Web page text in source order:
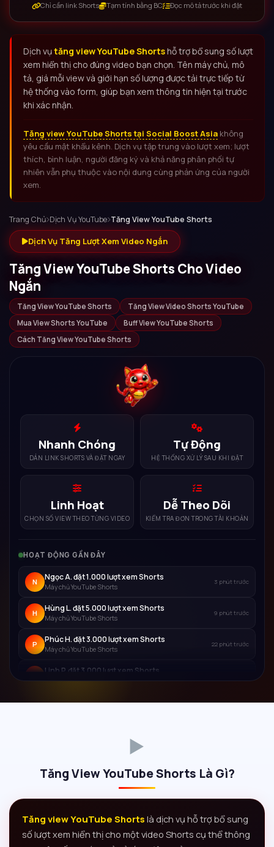
Trang Chủ Dịch Vụ YouTube Tăng View YouTube Shorts
Dịch Vụ Tăng Lượt Xem Video Ngắn
Tăng View YouTube Shorts Cho Video
Ngắn
Tăng View YouTube Shorts
Tăng View Video Shorts YouTube
Mua View Shorts YouTube
Buff View YouTube Shorts
Cách Tăng View YouTube Shorts
Nhanh Chóng
DÁN LINK SHORTS VÀ ĐẶT NGAY
Tự Động
HỆ THỐNG XỬ LÝ SAU KHI ĐẶT
Linh Hoạt
CHỌN SỐ VIEW THEO TỪNG VIDEO
Dễ Theo Dõi
KIỂM TRA ĐƠN TRONG TÀI KHOẢN
HOẠT ĐỘNG GẦN ĐÂY
N Ngọc A. đặt 1.000 lượt xem Shorts
Máy chủ YouTube Shorts
3 phút trước
H Hùng L. đặt 5.000 lượt xem Shorts
Máy chủ YouTube Shorts
9 phút trước
P Phúc H. đặt 3.000 lượt xem Shorts
Máy chủ YouTube Shorts
22 phút trước
Linh P. đặt 3.000 lượt xem Shorts
Máy chủ YouTube Shorts
Chỉ cần link Shorts Tạm tính bằng BC Đọc mô tả trước khi đặt
Dịch vụtăng view YouTube Shortshỗ trợ bổ sung số lượt
xem hiển thị cho đúng video bạn chọn. Tên máy chủ, mô
tả, giá mỗi view và giới hạn số lượng được tải trực tiếp từ
hệ thống vào form, giúp bạn xem thông tin hiện tại trước
khi xác nhận.
Tăng view YouTube Shorts tại Social Boost Asia không
yêu cầu mật khẩu kênh. Dịch vụ tập trung vào lượt xem; lượt
thích, bình luận, người đăng ký và khả năng phân phối tự
nhiên vẫn phụ thuộc vào nội dung cùng phản ứng của người
xem.
▶️
Tăng View YouTube Shorts Là Gì?
Tăng view YouTube Shorts là dịch vụ hỗ trợ bổ sung
số lượt xem hiển thị cho một video Shorts cụ thể thông